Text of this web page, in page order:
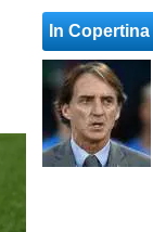
In Copertina